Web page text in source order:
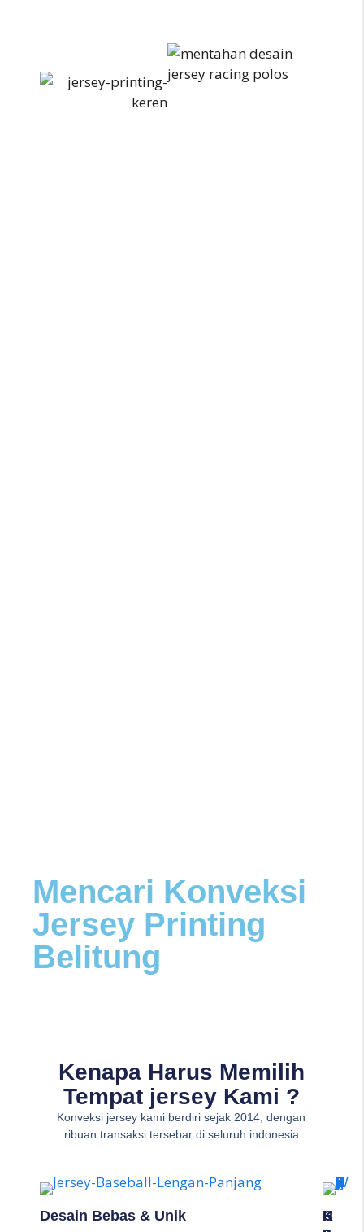
Mencari Konveksi
Jersey Printing
Belitung
Kenapa Harus Memilih
Tempat jersey Kami ?
Konveksi jersey kami berdiri sejak 2014, dengan
ribuan transaksi tersebar di seluruh indonesia
Desain Bebas & Unik
K
C
H